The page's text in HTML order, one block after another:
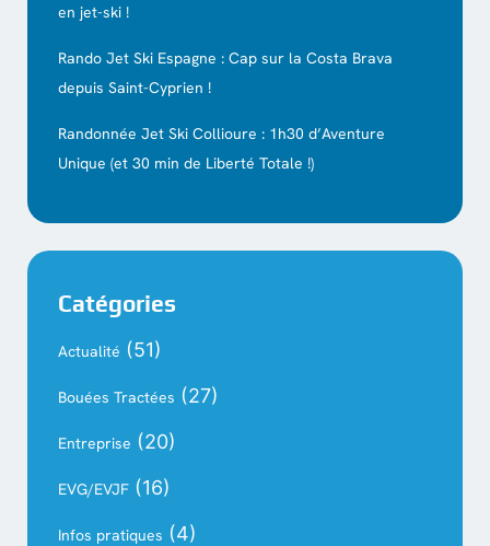
en jet-ski !
Rando Jet Ski Espagne : Cap sur la Costa Brava
depuis Saint-Cyprien !
Randonnée Jet Ski Collioure : 1h30 d’Aventure
Unique (et 30 min de Liberté Totale !)
Catégories
Actualité (51)
Bouées Tractées (27)
Entreprise (20)
EVG/EVJF (16)
Infos pratiques (4)